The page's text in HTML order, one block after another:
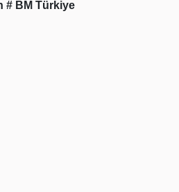
# BM Türkiye